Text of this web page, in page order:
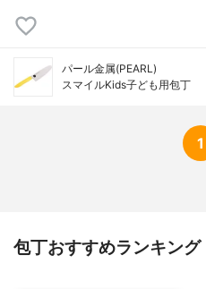
パール金属(PEARL)
スマイルKids子ども用包丁
1
包丁おすすめランキング